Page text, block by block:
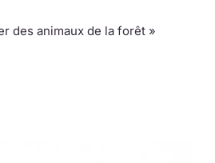
des animaux de la forêt »